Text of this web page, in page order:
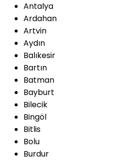
Antalya
Ardahan
Artvin
Aydın
Balıkesir
Bartın
Batman
Bayburt
Bilecik
Bingöl
Bitlis
Bolu
Burdur